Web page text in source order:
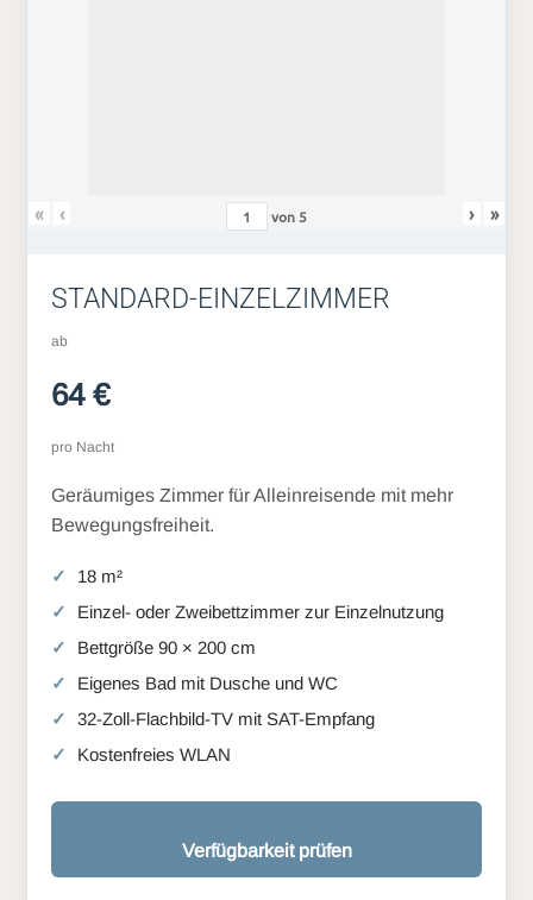
« ‹ von 5 › »
STANDARD-EINZELZIMMER
ab
64 €
pro Nacht
Geräumiges Zimmer für Alleinreisende mit mehr
Bewegungsfreiheit.
18 m²
Einzel- oder Zweibettzimmer zur Einzelnutzung
Bettgröße 90 × 200 cm
Eigenes Bad mit Dusche und WC
32-Zoll-Flachbild-TV mit SAT-Empfang
Kostenfreies WLAN
Verfügbarkeit prüfen